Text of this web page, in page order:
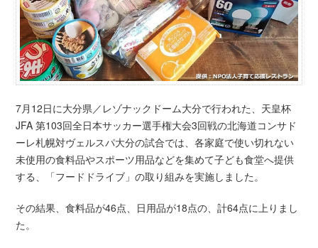
7月12日に大分県／レゾナックドーム大分で行われた、天皇杯
JFA 第103回全日本サッカー選手権大会3回戦の北海道コンサド
ーレ札幌対ヴェルスパ大分の試合では、各家庭で使い切れない
未使用の食料品やスポーツ用品などを集めて子ども食堂へ提供
する、「フードドライブ」の取り組みを実施しました。
その結果、食料品が46点、日用品が18点の、計64点に上りまし
た。